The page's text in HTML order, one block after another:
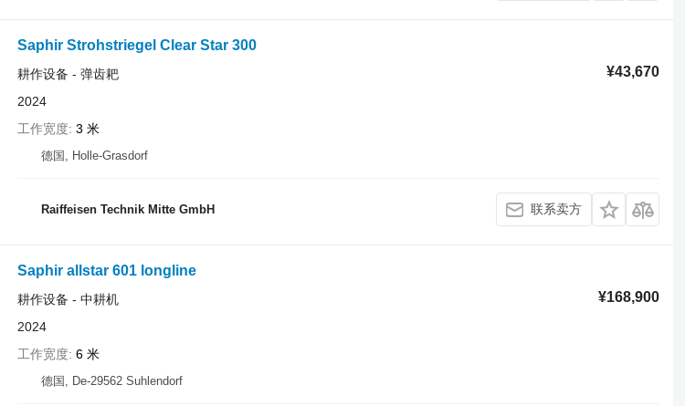
Saphir Strohstriegel Clear Star 300
¥43,670
耕作设备 - 弹齿耙
2024
工作宽度 3 米
德国, Holle-Grasdorf
Raiffeisen Technik Mitte GmbH 联系卖方
Saphir allstar 601 longline
¥168,900
耕作设备 - 中耕机
2024
工作宽度 6 米
德国, De-29562 Suhlendorf